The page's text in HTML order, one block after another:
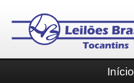
Início